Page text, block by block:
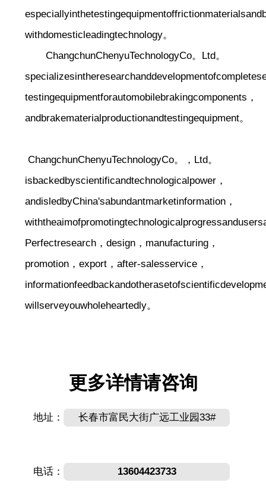
withdomesticleadingtechnology。
ChangchunChenyuTechnologyCo。Ltd。
testingequipmentforautomobilebrakingcomponents，
andbrakematerialproductionandtestingequipment。
ChangchunChenyuTechnologyCo。，Ltd。
isbackedbyscientificandtechnologicalpower，
andisledbyChina'sabundantmarketinformation，
Perfectresearch，design，manufacturing，
promotion，export，after-salesservice，
willserveyouwholeheartedly。
更多详情请咨询
地址： 长春市富民大街广远工业园33#
电话： 13604423733